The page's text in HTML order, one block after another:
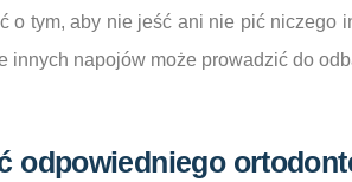
o tym, aby nie jeść ani nie pić niczego
innych napojów może prowadzić do
odpowiedniego